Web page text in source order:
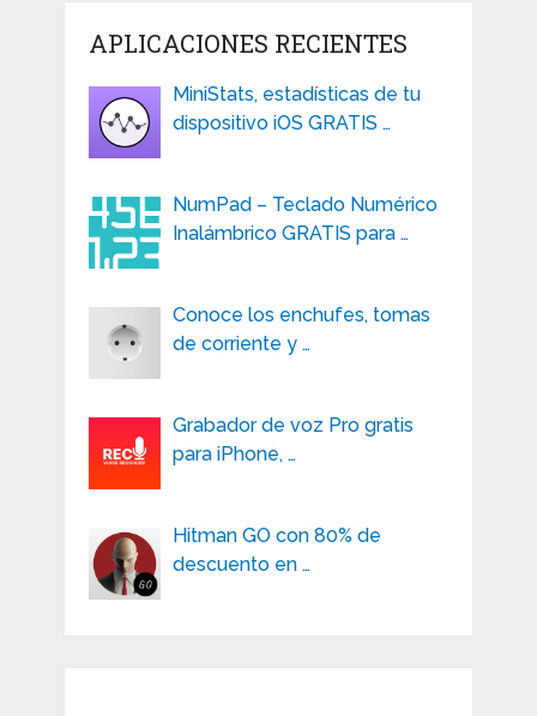
APLICACIONES RECIENTES
MiniStats, estadísticas de tu
dispositivo iOS GRATIS …
NumPad – Teclado Numérico
Inalámbrico GRATIS para …
Conoce los enchufes, tomas
de corriente y …
Grabador de voz Pro gratis
para iPhone, …
Hitman GO con 80% de
descuento en …